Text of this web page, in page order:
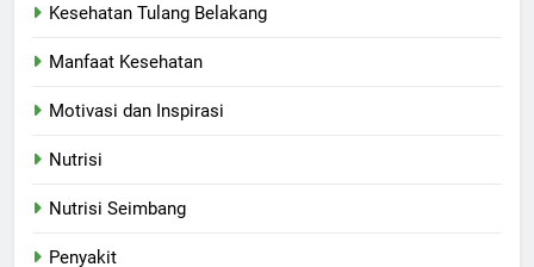
Kesehatan Tulang Belakang
Manfaat Kesehatan
Motivasi dan Inspirasi
Nutrisi
Nutrisi Seimbang
Penyakit